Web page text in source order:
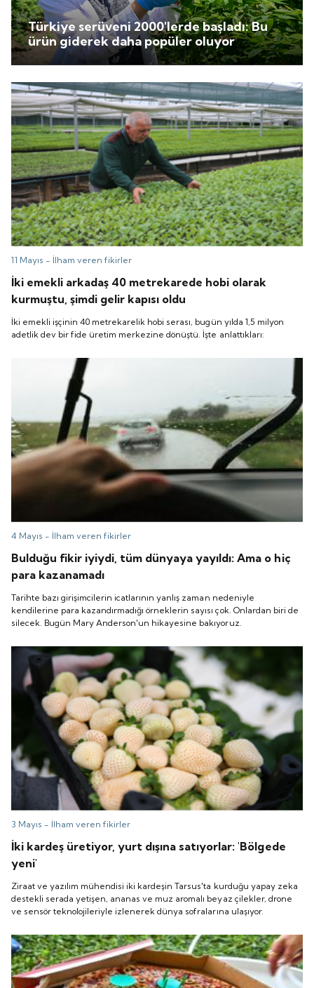
Türkiye serüveni 2000'lerde başladı: Bu
ürün giderek daha popüler oluyor
11 Mayıs - İlham veren fikirler
İki emekli arkadaş 40 metrekarede hobi olarak
kurmuştu, şimdi gelir kapısı oldu
İki emekli işçinin 40 metrekarelik hobi serası, bugün yılda 1,5 milyon
adetlik dev bir fide üretim merkezine dönüştü. İşte anlattıkları:
4 Mayıs - İlham veren fikirler
Bulduğu fikir iyiydi, tüm dünyaya yayıldı: Ama o hiç
para kazanamadı
Tarihte bazı girişimcilerin icatlarının yanlış zaman nedeniyle
kendilerine para kazandırmadığı örneklerin sayısı çok. Onlardan biri de
silecek. Bugün Mary Anderson'un hikayesine bakıyoruz.
3 Mayıs - İlham veren fikirler
İki kardeş üretiyor, yurt dışına satıyorlar: 'Bölgede
yeni'
Ziraat ve yazılım mühendisi iki kardeşin Tarsus'ta kurduğu yapay zeka
destekli serada yetişen, ananas ve muz aromalı beyaz çilekler, drone
ve sensör teknolojileriyle izlenerek dünya sofralarına ulaşıyor.